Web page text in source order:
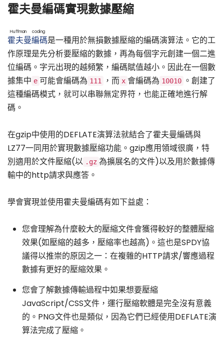
霍夫曼編碼實現數據壓縮
霍夫曼編碼
Huffman coding
是一種用於無損數據壓縮的編碼演算法。它的工
作原理是先分析要壓縮的數據，再為每個字元創建一個二進
位編碼。字元出現的越頻繁，編碼賦值越小。因此在一個數
據集中 e 可能會編碼為 111 ，而 x 會編碼為 10010 。創建了
這種編碼模式，就可以串聯無定界符，也能正確地進行解
碼。
在gzip中使用的DEFLATE演算法就結合了霍夫曼編碼與
LZ77一同用於實現數據壓縮功能。gzip應用領域很廣，特
別適用於文件壓縮(以 .gz 為擴展名的文件)以及用於數據傳
輸中的http請求與應答。
學會實現並使用霍夫曼編碼有如下益處：
您會理解為什麼較大的壓縮文件會獲得較好的整體壓縮
效果(如壓縮的越多，壓縮率也越高)。這也是SPDY協
議得以推崇的原因之一：在複雜的HTTP請求/響應過程
數據有更好的壓縮效果。
您會了解數據傳輸過程中如果想要壓縮
JavaScript/CSS文件，運行壓縮軟體是完全沒有意義
的。PNG文件也是類似，因為它們已經使用DEFLATE演
算法完成了壓縮。